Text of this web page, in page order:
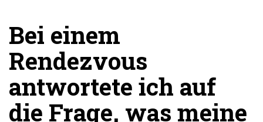
Bei einem
Rendezvous
antwortete ich auf
die Frage, was meine